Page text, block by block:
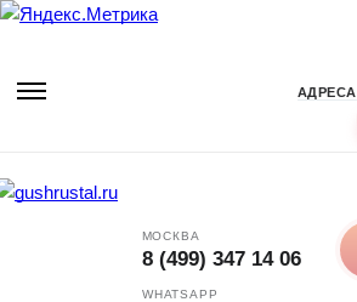
АДРЕСА
МОСКВА
8 (499) 347 14 06
WHATSAPP